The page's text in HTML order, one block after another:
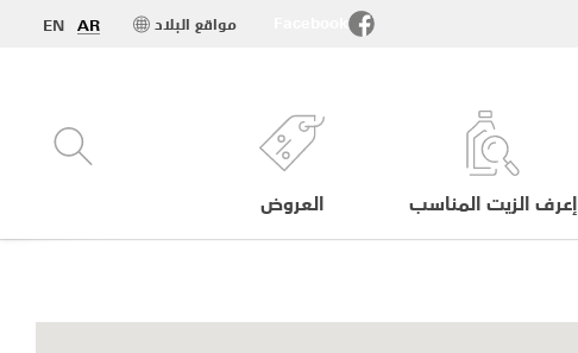
EN AR مواقع البلاد
العروض إعرف الزيت المناسب